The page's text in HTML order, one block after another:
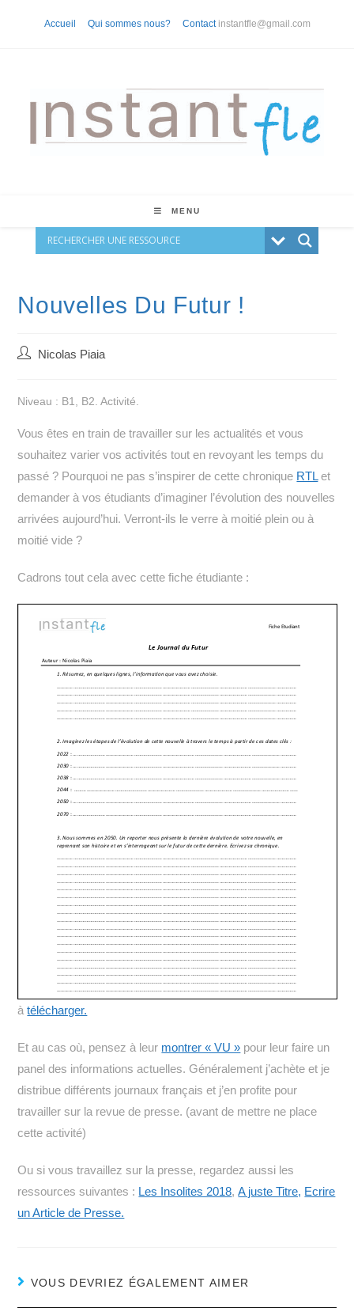
Accueil Qui sommes nous? Contact instantfle@gmail.com
MENU
Nouvelles Du Futur !
Auteur/autrice
publication :
Nicolas Piaia
Niveau : B1, B2. Activité.
Vous êtes en train de travailler sur les actualités et vous
souhaitez varier vos activités tout en revoyant les temps du
passé ? Pourquoi ne pas s’inspirer de cette chronique RTLet
demander à vos étudiants d’imaginer l’évolution des nouvelles
arrivées aujourd’hui. Verront-ils le verre à moitié plein ou à
moitié vide ?
Cadrons tout cela avec cette fiche étudiante :
àtélécharger.
Et au cas où, pensez à leur montrer « VU » pour leur faire un
panel des informations actuelles. Généralement j’achète et je
distribue différents journaux français et j’en profite pour
travailler sur la revue de presse. (avant de mettre ne place
cette activité)
Ou si vous travaillez sur la presse, regardez aussi les
ressources suivantes : Les Insolites 2018,A juste Titre, Ecrire
un Article de Presse.
VOUS DEVRIEZ ÉGALEMENT AIMER